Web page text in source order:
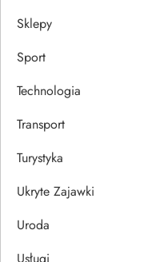
Sklepy
Sport
Technologia
Transport
Turystyka
Ukryte Zajawki
Uroda
Usługi